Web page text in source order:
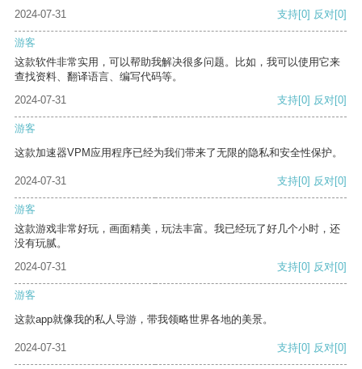
2024-07-31 支持[0] 反对[0]
游客
这款软件非常实用，可以帮助我解决很多问题。比如，我可以使用它来
查找资料、翻译语言、编写代码等。
2024-07-31
支持[0] 反对[0]
游客
这款加速器VPM应用程序已经为我们带来了无限的隐私和安全性保护。
2024-07-31 支持[0] 反对[0]
游客
这款游戏非常好玩，画面精美，玩法丰富。我已经玩了好几个小时，还
没有玩腻。
2024-07-31
支持[0] 反对[0]
游客
这款app就像我的私人导游，带我领略世界各地的美景。
2024-07-31 支持[0] 反对[0]